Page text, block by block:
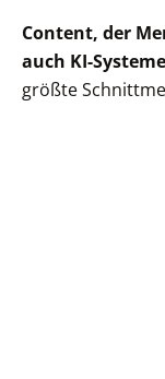
Content, der
auch KI-
größte